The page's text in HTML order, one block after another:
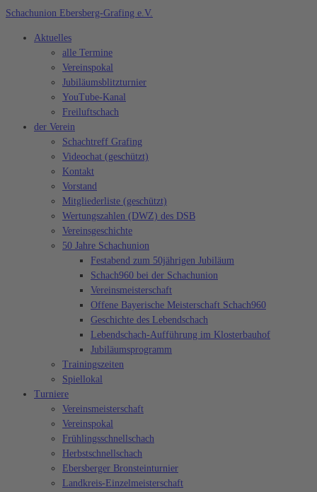
Zum
springen
Schachunion Ebersberg-Grafing e.V.
Aktuelles
alle Termine
Vereinspokal
Jubiläumsblitzturnier
YouTube-Kanal
Freiluftschach
der Verein
Schachtreff Grafing
Videochat (geschützt)
Kontakt
Vorstand
Mitgliederliste (geschützt)
Wertungszahlen (DWZ) des DSB
Vereinsgeschichte
50 Jahre Schachunion
Festabend zum 50jährigen Jubiläum
Schach960 bei der Schachunion
Vereinsmeisterschaft
Offene Bayerische Meisterschaft Schach960
Geschichte des Lebendschach
Lebendschach-Aufführung im Klosterbauhof
Jubiläumsprogramm
Trainingszeiten
Spiellokal
Turniere
Vereinsmeisterschaft
Vereinspokal
Frühlingsschnellschach
Herbstschnellschach
Ebersberger Bronsteinturnier
Landkreis-Einzelmeisterschaft